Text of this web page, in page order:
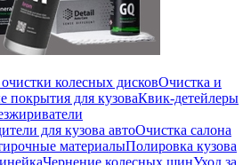
колесных дисковОчистка и
покрытия для кузоваКвик-детейлеры
для кузова автоОчистка салона
материалыПолировка кузова
Чернение колесных шинУход за